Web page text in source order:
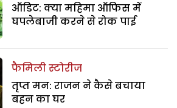
ऑडिट: क्या महिमा ऑफिस में
घपलेबाजी करने से रोक पाई
फैमिली स्टोरीज
तृप्त मन: राजन ने कैसे बचाया
बहन का घर